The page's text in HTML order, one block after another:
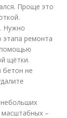
Проще это
Нужно
этапа ремонта
помощью
щётки.
бетон не
масштабных –